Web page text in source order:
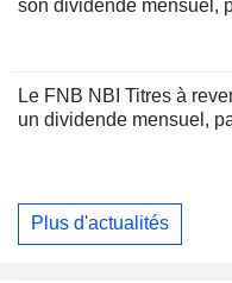
son dividende mensuel,
Le FNB NBI Titres à
un dividende mensuel,
Plus d'actualités